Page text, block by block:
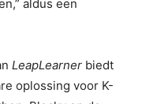
aldus een
LeapLearner biedt
oplossing voor K-